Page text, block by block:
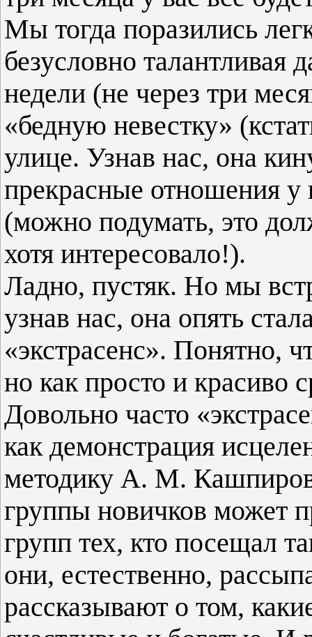
Мы тогда поразились
безусловно талантливая
недели (не через три
«бедную невестку»
улице. Узнав нас, она
прекрасные отношения у
(можно подумать, это
хотя интересовало!).
Ладно, пустяк. Но мы
узнав нас, она опять
«экстрасенс». Понятно,
но как просто и красиво
Довольно часто
как демонстрация
методику А. М.
группы новичков может
групп тех, кто посещал
они, естественно,
рассказывают о том,